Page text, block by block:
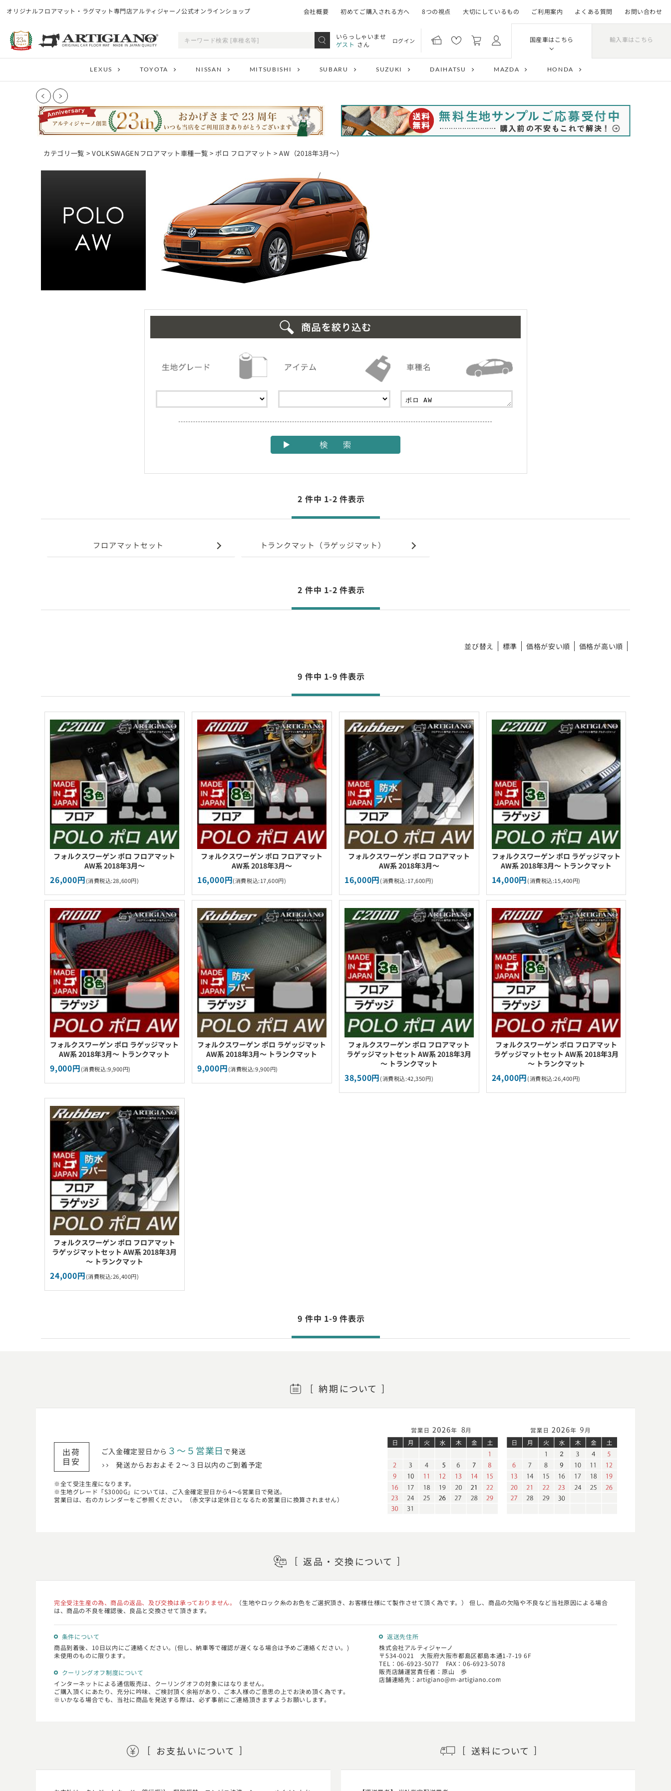
オリジナルフロアマット・ラグマット専門店アルティジャーノ公式オンラインショップ 会社概要 初めてご購入される方へ 8つの視点 大切にしているもの ご利用案内 よくある質問 お問い合わせ
いらっしゃいませ
ゲスト さん ログイン 国産車はこちら 輸入車はこちら
LEXUS TOYOTA NISSAN MITSUBISHI SUBARU SUZUKI DAIHATSU MAZDA HONDA
カテゴリ一覧 > VOLKSWAGENフロアマット車種一覧 > ポロ フロアマット > AW（2018年3月～）
2 件中 1-2 件表示
フロアマットセット トランクマット（ラゲッジマット）
2 件中 1-2 件表示
並び替え 標準 価格が安い順 価格が高い順
9 件中 1-9 件表示
フォルクスワーゲン ポロ フロアマット
AW系 2018年3月～
26,000円(消費税込:28,600円)
フォルクスワーゲン ポロ フロアマット
AW系 2018年3月～
16,000円(消費税込:17,600円)
フォルクスワーゲン ポロ フロアマット
AW系 2018年3月～
16,000円(消費税込:17,600円)
フォルクスワーゲン ポロ ラゲッジマット
AW系 2018年3月～ トランクマット
14,000円(消費税込:15,400円)
フォルクスワーゲン ポロ ラゲッジマット
AW系 2018年3月～ トランクマット
9,000円(消費税込:9,900円)
フォルクスワーゲン ポロ ラゲッジマット
AW系 2018年3月～ トランクマット
9,000円(消費税込:9,900円)
フォルクスワーゲン ポロ フロアマット
ラゲッジマットセット AW系 2018年3月
～ トランクマット
38,500円(消費税込:42,350円)
フォルクスワーゲン ポロ フロアマット
ラゲッジマットセット AW系 2018年3月
～ トランクマット
24,000円(消費税込:26,400円)
フォルクスワーゲン ポロ フロアマット
ラゲッジマットセット AW系 2018年3月
～ トランクマット
24,000円(消費税込:26,400円)
9 件中 1-9 件表示
納期 について
出荷
目安
ご入金確定翌日から ３〜５営業日 で発送
発送からおおよそ２〜３日以内のご到着予定
全て受注生産になります。
生地グレード「S3000G」については、ご入金確定翌日から4～6営業日で発送。
営業日は、右のカレンダーをご参照ください。（赤文字は定休日となるため営業日に換算されません）
返品・交換 について
完全受注生産の為、商品の返品、及び交換は承っておりません。
（生地やロック糸のお色をご選択頂き、お客様仕様にて製作させて頂く為です。） 但し、商品の欠陥や不良など当社原因による場合
は、商品の不良を確認後、良品と交換させて頂きます。
条件について
商品到着後、10日以内にご連絡ください。(但し、納車等で確認が遅くなる場合は予めご連絡ください。)
未使用のものに限ります。
クーリングオフ制度について
インターネットによる通信販売は、クーリングオフの対象にはなりません。
ご購入頂くにあたり、充分に吟味、ご検討頂く余裕があり、ご本人様のご意思の上でお決め頂く為です。
いかなる場合でも、当社に商品を発送する際は、必ず事前にご連絡頂きますようお願いします。
返送先住所
株式会社アルティジャーノ
〒534-0021 大阪府大阪市都島区都島本通1-7-19 6F
TEL：06-6923-5077 FAX：06-6923-5078
販売店舗運営責任者：原山 歩
店舗連絡先：
お支払いについて 送料について